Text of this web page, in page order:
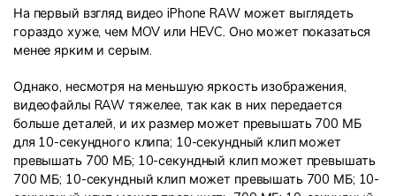
На первый взгляд видео iPhone RAW может выглядеть
гораздо хуже, чем MOV или HEVC. Оно может показаться
менее ярким и серым.
Однако, несмотря на меньшую яркость изображения,
видеофайлы RAW тяжелее, так как в них передается
больше деталей, и их размер может превышать 700 МБ
для 10-секундного клипа; 10-секундный клип может
превышать 700 МБ; 10-секундный клип может превышать
700 МБ; 10-секундный клип может превышать 700 МБ; 10-